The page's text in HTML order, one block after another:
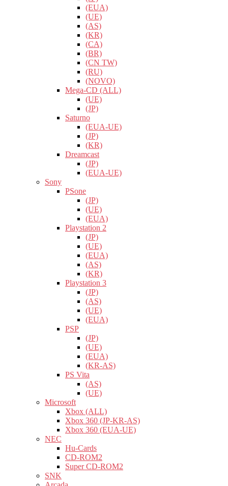
(EUA)
(UE)
(AS)
(KR)
(CA)
(BR)
(CN TW)
(RU)
(NOVO)
Mega-CD (ALL)
(UE)
(JP)
Saturno
(EUA-UE)
(JP)
(KR)
Dreamcast
(JP)
(EUA-UE)
Sony
PSone
(JP)
(UE)
(EUA)
Playstation 2
(JP)
(UE)
(EUA)
(AS)
(KR)
Playstation 3
(JP)
(AS)
(UE)
(EUA)
PSP
(JP)
(UE)
(EUA)
(KR-AS)
PS Vita
(AS)
(UE)
Microsoft
Xbox (ALL)
Xbox 360 (JP-KR-AS)
Xbox 360 (EUA-UE)
NEC
Hu-Cards
CD-ROM2
Super CD-ROM2
SNK